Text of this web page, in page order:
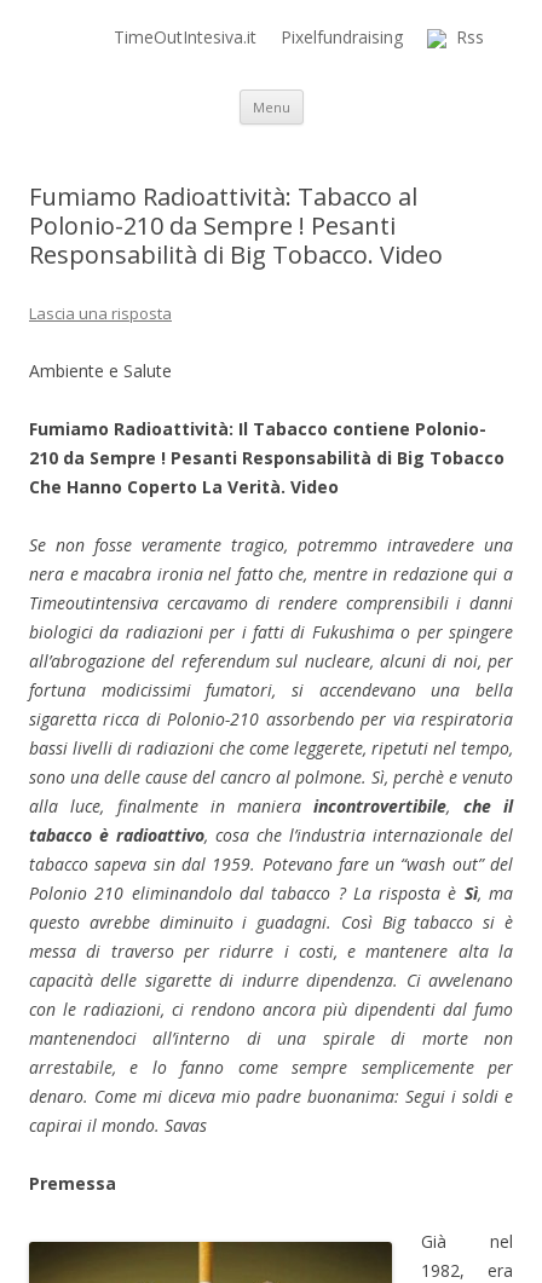
Time Out Intensiva Blog
il tempo e la memoria in terapia intensiva
TimeOutIntesiva.it Pixelfundraising Rss
Menu Vai al contenuto
Fumiamo Radioattività: Tabacco al
Polonio-210 da Sempre ! Pesanti
Responsabilità di Big Tobacco. Video
Lascia una risposta
Ambiente e Salute
Fumiamo Radioattività: Il Tabacco contiene Polonio-
210 da Sempre ! Pesanti Responsabilità di Big Tobacco
Che Hanno Coperto La Verità. Video
Se non fosse veramente tragico, potremmo intravedere una
nera e macabra ironia nel fatto che, mentre in redazione qui a
Timeoutintensiva cercavamo di rendere comprensibili i danni
biologici da radiazioni per i fatti di Fukushima o per spingere
all’abrogazione del referendum sul nucleare, alcuni di noi, per
fortuna modicissimi fumatori, si accendevano una bella
sigaretta ricca di Polonio-210 assorbendo per via respiratoria
bassi livelli di radiazioni che come leggerete, ripetuti nel tempo,
sono una delle cause del cancro al polmone. Sì, perchè e venuto
alla luce, finalmente in manieraincontrovertibile, che il
tabacco è radioattivo, cosa che l’industria internazionale del
tabacco sapeva sin dal 1959. Potevano fare un “wash out” del
Polonio 210 eliminandolo dal tabacco ? La risposta è Sì, ma
questo avrebbe diminuito i guadagni. Così Big tabacco si è
messa di traverso per ridurre i costi, e mantenere alta la
capacità delle sigarette di indurre dipendenza. Ci avvelenano
con le radiazioni, ci rendono ancora più dipendenti dal fumo
mantenendoci all’interno di una spirale di morte non
arrestabile, e lo fanno come sempre semplicemente per
denaro. Come mi diceva mio padre buonanima: Segui i soldi e
capirai il mondo. Savas
Premessa
Già nel
1982, era